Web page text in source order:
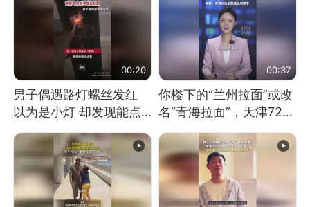
00:20
男子偶遇路灯螺丝发红
以为是小灯 却发现能点
燃香烟 当事人：已报警
处理
00:37
你楼下的“兰州拉面”或改
名“青海拉面”，天津72家
面馆已集体更换招牌